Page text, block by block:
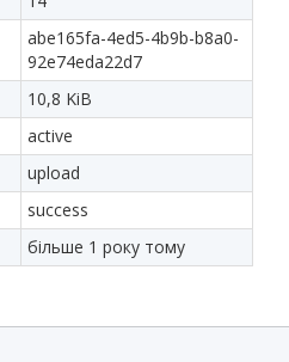
abe165fa-4ed5-4b9b-b8a0-
92e74eda22d7
10,8 KiB
active
upload
success
більше 1 року тому